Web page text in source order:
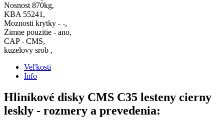
Nosnost 870kg,
KBA 55241,
Moznosti krytky - -,
Zimne pouzitie - ano,
CAP - CMS,
kuzelovy srob ,
Veľkosti
Info
Hliníkové disky CMS C35 lesteny cierny
leskly - rozmery a prevedenia: